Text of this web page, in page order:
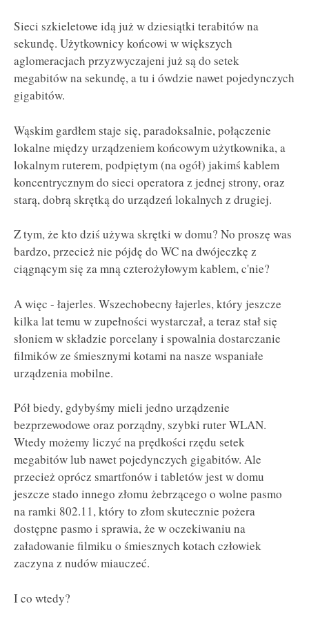
Sieci szkieletowe idą już w dziesiątki terabitów na
sekundę. Użytkownicy końcowi w większych
aglomeracjach przyzwyczajeni już są do setek
megabitów na sekundę, a tu i ówdzie nawet pojedynczych
gigabitów.
Wąskim gardłem staje się, paradoksalnie, połączenie
lokalne między urządzeniem końcowym użytkownika, a
lokalnym ruterem, podpiętym (na ogół) jakimś kablem
koncentrycznym do sieci operatora z jednej strony, oraz
starą, dobrą skrętką do urządzeń lokalnych z drugiej.
Z tym, że kto dziś używa skrętki w domu? No proszę was
bardzo, przecież nie pójdę do WC na dwójeczkę z
ciągnącym się za mną czterożyłowym kablem, c'nie?
A więc - łajerles. Wszechobecny łajerles, który jeszcze
kilka lat temu w zupełności wystarczał, a teraz stał się
słoniem w składzie porcelany i spowalnia dostarczanie
filmików ze śmiesznymi kotami na nasze wspaniałe
urządzenia mobilne.
Pół biedy, gdybyśmy mieli jedno urządzenie
bezprzewodowe oraz porządny, szybki ruter WLAN.
Wtedy możemy liczyć na prędkości rzędu setek
megabitów lub nawet pojedynczych gigabitów. Ale
przecież oprócz smartfonów i tabletów jest w domu
jeszcze stado innego złomu żebrzącego o wolne pasmo
na ramki 802.11, który to złom skutecznie pożera
dostępne pasmo i sprawia, że w oczekiwaniu na
załadowanie filmiku o śmiesznych kotach człowiek
zaczyna z nudów miauczeć.
I co wtedy?